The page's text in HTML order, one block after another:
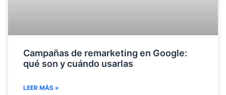
Campañas de remarketing en Google:
qué son y cuándo usarlas
LEER MÁS »